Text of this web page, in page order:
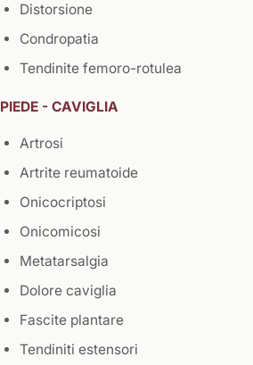
Distorsione
Condropatia
Tendinite femoro-rotulea
PIEDE - CAVIGLIA
Artrosi
Artrite reumatoide
Onicocriptosi
Onicomicosi
Metatarsalgia
Dolore caviglia
Fascite plantare
Tendiniti estensori